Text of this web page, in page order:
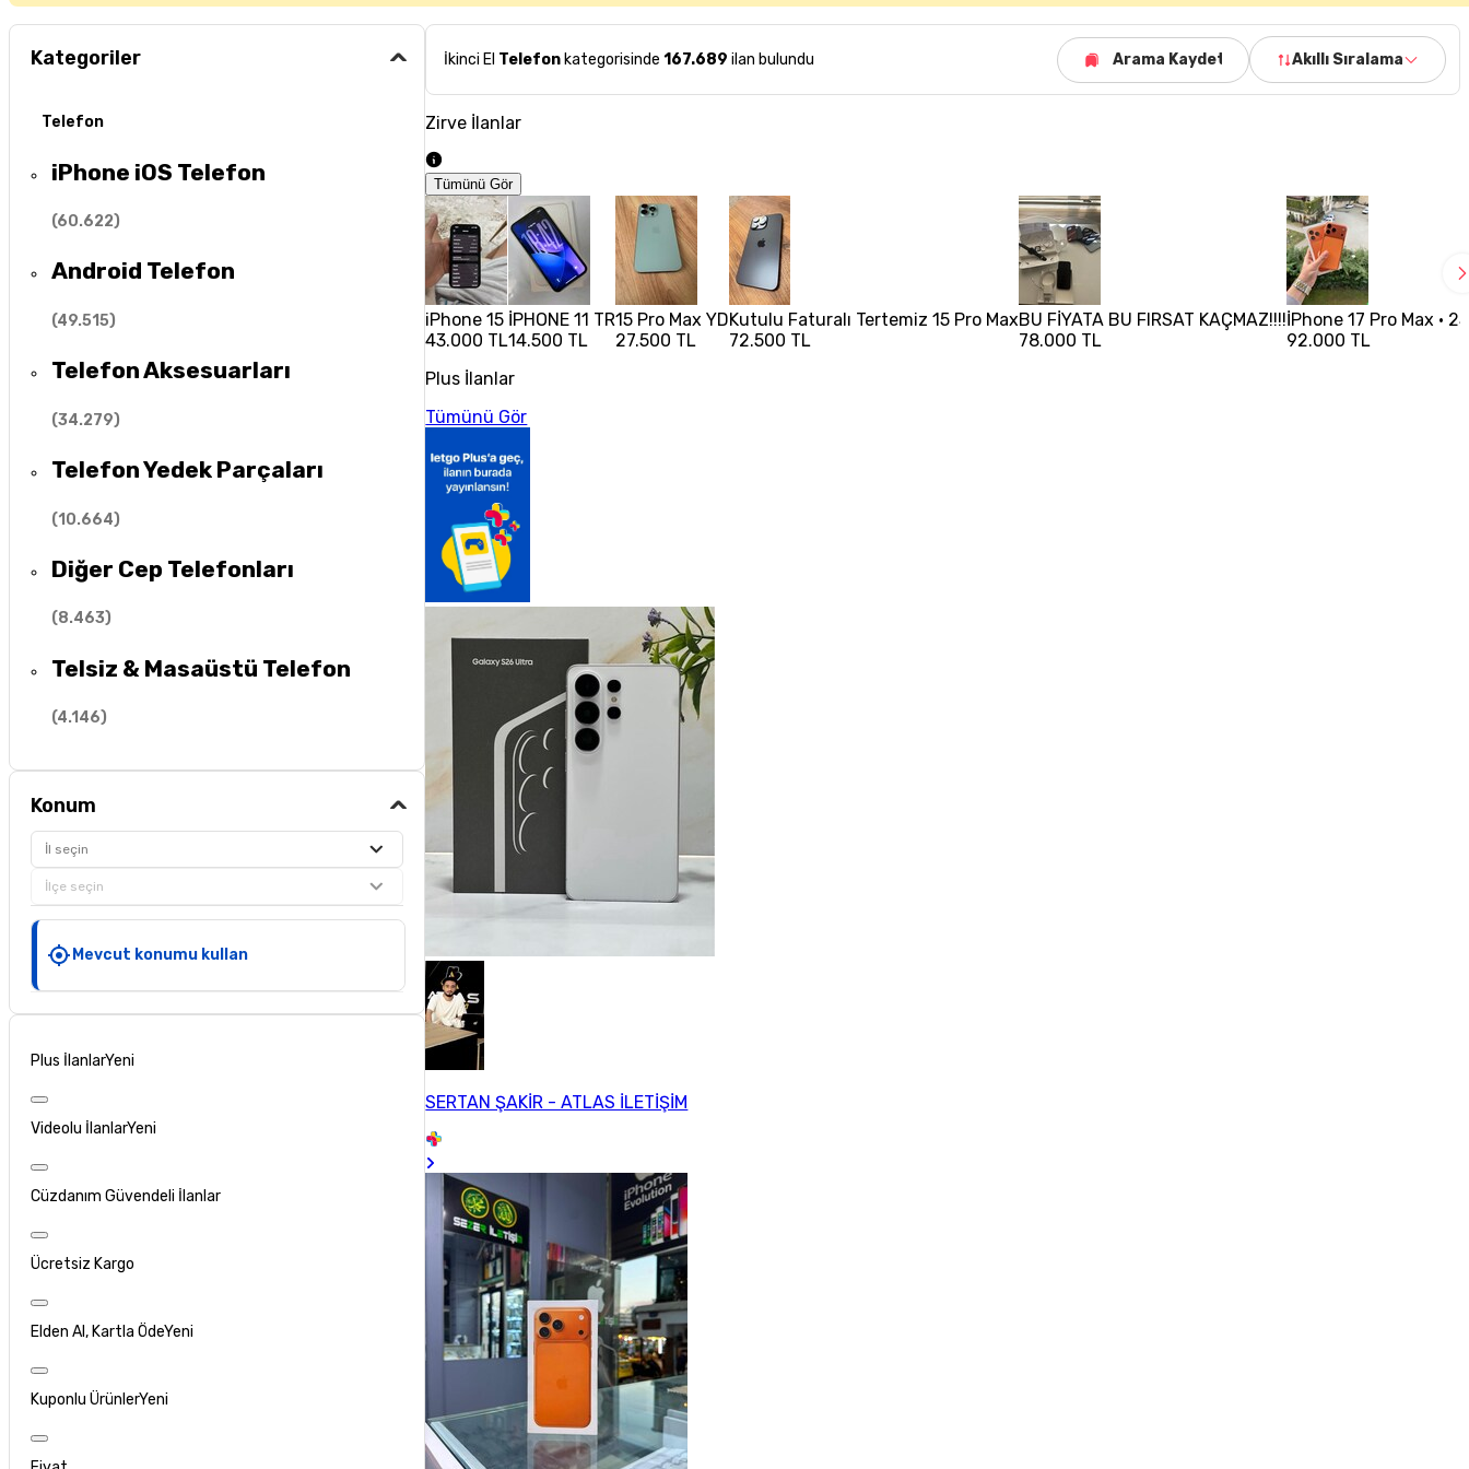
Kategoriler
Telefon
iPhone iOS Telefon
(60.622)
Android Telefon
(49.515)
Telefon Aksesuarları
(34.279)
Telefon Yedek Parçaları
(10.664)
Diğer Cep Telefonları
(8.463)
Telsiz & Masaüstü Telefon
(4.146)
Konum
İl seçin
İlçe seçin
Mevcut konumu kullan
Plus İlanlarYeni
Videolu İlanlarYeni
Cüzdanım Güvendeli İlanlar
Ücretsiz Kargo
Elden Al, Kartla ÖdeYeni
Kuponlu ÜrünlerYeni
İkinci El Telefon kategorisinde 167.689 ilan bulundu Arama Kaydet Akıllı Sıralama
Zirve İlanlar
Tümünü Gör
iPhone 15
43.000 TL
İPHONE 11 TR
14.500 TL
15 Pro Max YD
27.500 TL
Kutulu Faturalı Tertemiz 15 Pro Max
72.500 TL
BU FİYATA BU FIRSAT KAÇMAZ!!!!
78.000 TL
İPhone 17 Pro Max •
92.000 TL
Plus İlanlar
Tümünü Gör
SERTAN ŞAKİR - ATLAS İLETİŞİM